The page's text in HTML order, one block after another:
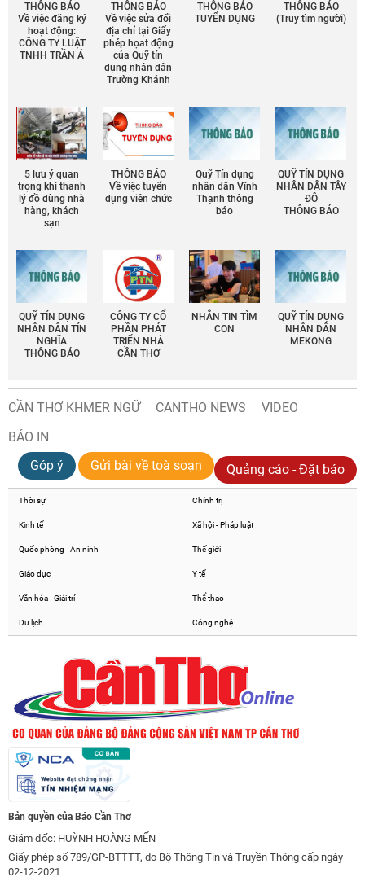
THÔNG BÁO
Về việc đăng ký
hoạt động:
CÔNG TY LUẬT
TNHH TRẦN Á
THÔNG BÁO
Về việc sửa đổi
địa chỉ tại Giấy
phép họat động
của Quỹ tín
dụng nhân dân
Trường Khánh
THÔNG BÁO
TUYỂN DỤNG
THÔNG BÁO
(Truy tìm người)
5 lưu ý quan
trọng khi thanh
lý đồ dùng nhà
hàng, khách
sạn
THÔNG BÁO
Về việc tuyển
dụng viên chức
Quỹ Tín dụng
nhân dân Vĩnh
Thạnh thông
báo
QUỸ TÍN DỤNG
NHÂN DÂN TÂY
ĐÔ
THÔNG BÁO
QUỸ TÍN DỤNG
NHÂN DÂN TÍN
NGHĨA
THÔNG BÁO
CÔNG TY CỔ
PHẦN PHÁT
TRIỂN NHÀ
CẦN THƠ
NHẮN TIN TÌM
CON
QUỸ TÍN DỤNG
NHÂN DÂN
MEKONG
CẦN THƠ KHMER NGỮ CANTHO NEWS
VIDEO
BÁO IN
Góp ý
Gửi bài về toà soạn Quảng cáo - Đặt báo
Thời sự Chính trị
Kinh tế Xã hội - Pháp luật
Quốc phòng - An ninh Thế giới
Giáo dục Y tế
Văn hóa - Giải trí Thể thao
Du lịch Công nghệ
Bản quyền của Báo Cần Thơ
Giám đốc: HUỲNH HOÀNG MẾN
Giấy phép số 789/GP-BTTTT, do Bộ Thông Tin và Truyền Thông cấp ngày
02-12-2021